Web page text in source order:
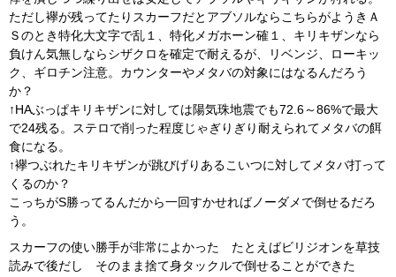
ただし襷が残ってたりスカーフだとアブソルならこちらがようきＡ
Ｓのとき特化大文字で乱１、特化メガホーン確１、キリキザンなら
負けん気無しならシザクロを確定で耐えるが、リベンジ、ローキッ
ク、ギロチン注意。カウンターやメタバの対象にはなるんだろう
か？
↑HAぶっぱキリキザンに対しては陽気珠地震でも72.6～86%で最大
で24残る。ステロで削った程度じゃぎりぎり耐えられてメタバの餌
食になる。
↑襷つぶれたキリキザンが跳びげりあるこいつに対してメタバ打って
くるのか？
こっちがS勝ってるんだから一回すかせればノーダメで倒せるだろ
う。
スカーフの使い勝手が非常によかった たとえばビリジオンを草技
読みで後だし そのまま捨て身タックルで倒せることができた